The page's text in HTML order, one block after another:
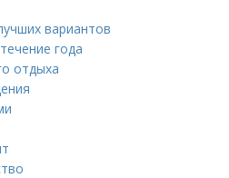
вариантов
года
отдыха